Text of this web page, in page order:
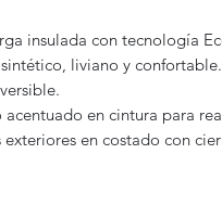
insulada con tecnología
liviano y confortable.
acentuado en cintura para
exteriores en costado con